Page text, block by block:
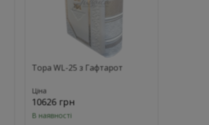
Тора WL-25 з Гафтарот
Ціна
10626 грн
В наявності